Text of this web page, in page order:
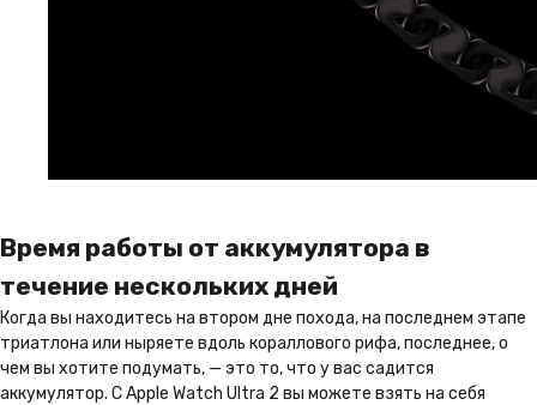
Время работы от аккумулятора в
течение нескольких дней
Когда вы находитесь на втором дне похода, на последнем этапе
триатлона или ныряете вдоль кораллового рифа, последнее, о
чем вы хотите подумать, — это то, что у вас садится
аккумулятор. С Apple Watch Ultra 2 вы можете взять на себя